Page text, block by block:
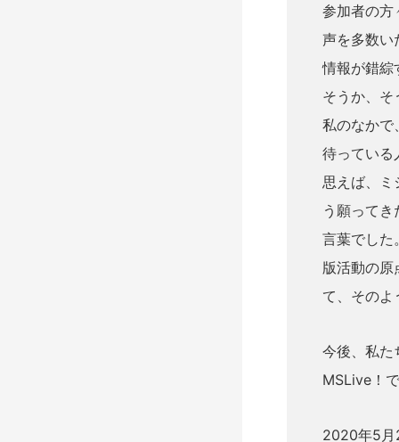
参加者の方
声を多数い
情報が錯綜
そうか、そ
私のなかで
待っている
思えば、ミ
う願って
言葉でした
版活動の原
て、そのよ
今後、私た
MSLive！
2020年5